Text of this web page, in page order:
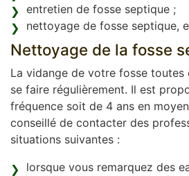
entretien de fosse septique ;
nettoyage de fosse septique,
Nettoyage de la fosse
La vidange de votre fosse toutes
se faire régulièrement. Il est
fréquence soit de 4 ans en
conseillé de contacter des
situations suivantes :
lorsque vous remarquez des